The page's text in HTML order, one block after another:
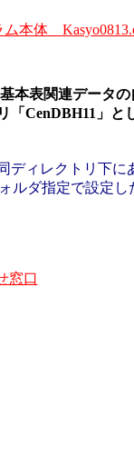
本体
本表関連データ
「CenDBH11」と
ディレクトリ下
ルダ指定で設定
窓口